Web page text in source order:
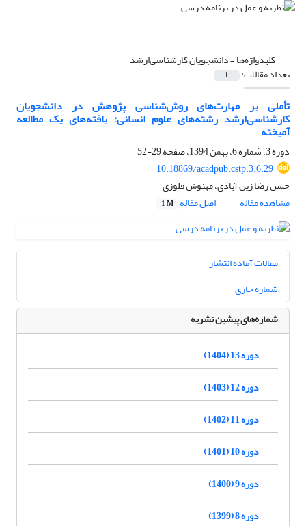
کلیدواژه‌ها =دانشجویان کارشناسی‌ارشد
تعداد مقالات: 1
تأملی بر مهارت‌های روش‌شناسی پژوهش در دانشجویان
کارشناسی‌ارشد رشته‌های علوم انسانی: یافته‌های یک مطالعه
آمیخته
دوره 3، شماره 6، بهمن 1394، صفحه
29-52
‎10.18869/acadpub.cstp.3.6.29
حسن رضا زین آبادی، مهنوش قلوزی
مشاهده مقاله
اصل مقاله 1 M
مقالات آماده انتشار
شماره جاری
شماره‌های پیشین نشریه
دوره 13 (1404)
دوره 12 (1403)
دوره 11 (1402)
دوره 10 (1401)
دوره 9 (1400)
دوره 8 (1399)